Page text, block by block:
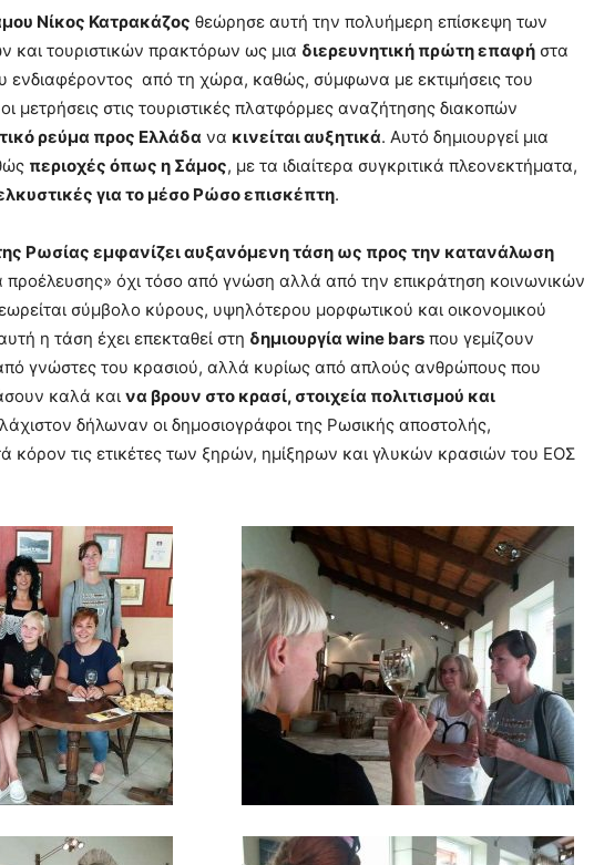
Νίκος Κατρακάζος θεώρησε αυτή την πολυήμερη επίσκεψη των
τουριστικών πρακτόρων ως μια διερευνητική πρώτη επαφή στα
ενδιαφέροντος από τη χώρα, καθώς, σύμφωνα με εκτιμήσεις του
μετρήσεις στις τουριστικές πλατφόρμες αναζήτησης διακοπών
ρεύμα προς Ελλάδα να κινείται αυξητικά. Αυτό δημιουργεί μια
περιοχές όπως η Σάμος, με τα ιδιαίτερα συγκριτικά πλεονεκτήματα,
για το μέσο Ρώσο επισκέπτη.
Ρωσίας εμφανίζει αυξανόμενη τάση ως προς την κατανάλωση
προέλευσης» όχι τόσο από γνώση αλλά από την επικράτηση κοινωνικών
σύμβολο κύρους, υψηλότερου μορφωτικού και οικονομικού
η τάση έχει επεκταθεί στη δημιουργία wine bars που γεμίζουν
γνώστες του κρασιού, αλλά κυρίως από απλούς ανθρώπους που
καλά και να βρουν στο κρασί, στοιχεία πολιτισμού και
δήλωναν οι δημοσιογράφοι της Ρωσικής αποστολής,
κόρον τις ετικέτες των ξηρών, ημίξηρων και γλυκών κρασιών του ΕΟΣ